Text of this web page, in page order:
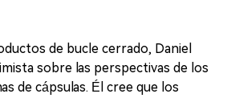
de bucle cerrado, Daniel
sobre las perspectivas de los
de cápsulas. Él cree que los